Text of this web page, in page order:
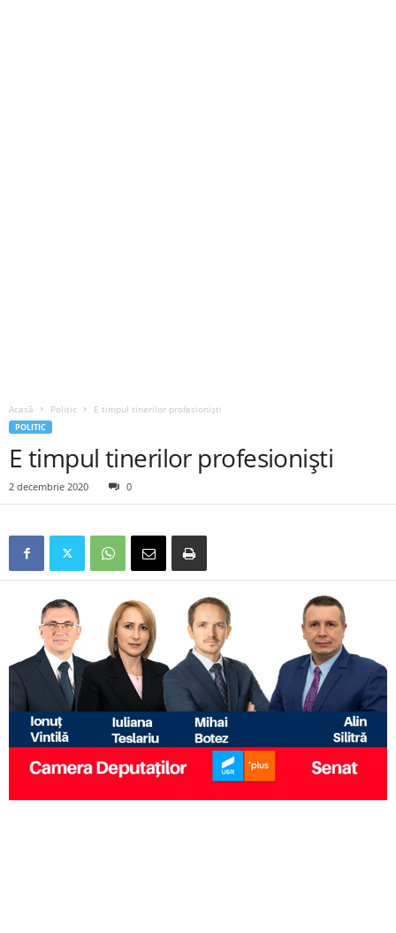
Acasă Politic E timpul tinerilor profesioniști
POLITIC
E timpul tinerilor profesioniști
2 decembrie 2020 0